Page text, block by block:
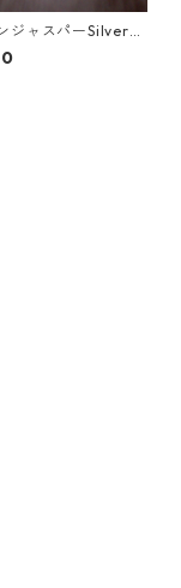
ジャスパーSilverリ
パ）[E001]